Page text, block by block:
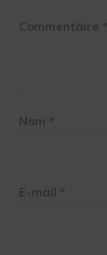
Commentaire *
Nom *
E-mail *